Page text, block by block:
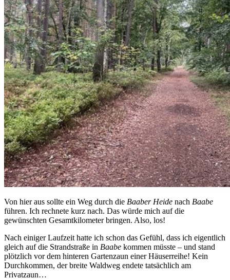
Von hier aus sollte ein Weg durch die Baaber Heide nach Baabe
führen. Ich rechnete kurz nach. Das würde mich auf die
gewünschten Gesamtkilometer bringen. Also, los!
Nach einiger Laufzeit hatte ich schon das Gefühl, dass ich eigentlich
gleich auf die Strandstraße in Baabe kommen müsste – und stand
plötzlich vor dem hinteren Gartenzaun einer Häuserreihe! Kein
Durchkommen, der breite Waldweg endete tatsächlich am
Privatzaun…